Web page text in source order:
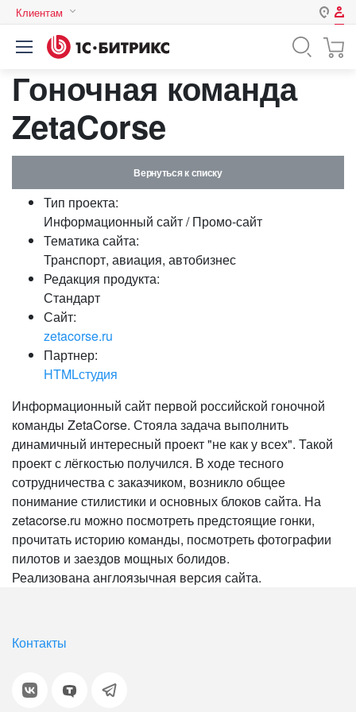
Клиентам
Казахстан
Беларусь
Авторизация
Логин
Пароль
Запомнить меня на этом
Забыли свой пароль?
Гоночная команда
ZetaCorse
Вернуться к списку
Тип проекта:
Информационный сайт / Промо-сайт
Тематика сайта:
Транспорт, авиация, автобизнес
Редакция продукта:
Стандарт
Сайт:
zetacorse.ru
Партнер:
HTMLстудия
Информационный сайт первой российской гоночной
команды ZetaCorse. Стояла задача выполнить
динамичный интересный проект "не как у всех". Такой
проект с лёгкостью получился. В ходе тесного
сотрудничества с заказчиком, возникло общее
понимание стилистики и основных блоков сайта. На
zetacorse.ru можно посмотреть предстоящие гонки,
прочитать историю команды, посмотреть фотографии
пилотов и заездов мощных болидов.
Реализована англоязычная версия сайта.
Контакты